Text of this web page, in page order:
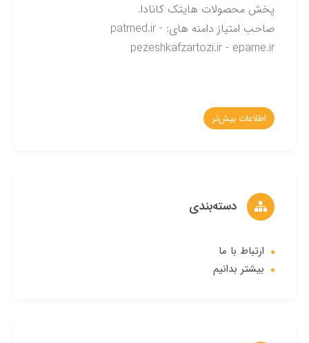
پخش محصولات هایتک کانادا.
صاحب امتیاز دامنه های: patmed.ir -
pezeshkafzartozi.ir - epame.ir
اطلاعات بیش‌تر
دسته‌بندی
ارتباط با ما
بیشتر بدانیم